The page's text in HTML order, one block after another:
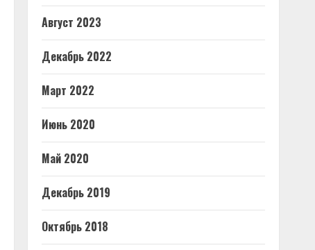
Август 2023
Декабрь 2022
Март 2022
Июнь 2020
Май 2020
Декабрь 2019
Октябрь 2018